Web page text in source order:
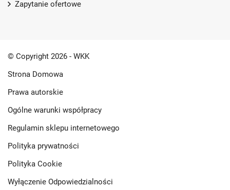
Zapytanie ofertowe
© Copyright 2026 - WKK
Strona Domowa
Prawa autorskie
Ogólne warunki współpracy
Regulamin sklepu internetowego
Polityka prywatności
Polityka Cookie
Wyłączenie Odpowiedzialności